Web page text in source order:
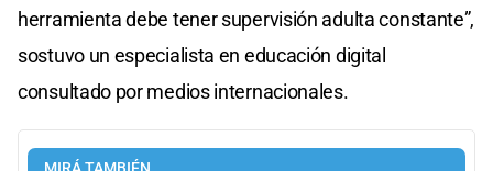
herramienta debe tener supervisión adulta constante”,
sostuvo un especialista en educación digital
consultado por medios internacionales.